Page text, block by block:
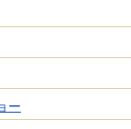
ー